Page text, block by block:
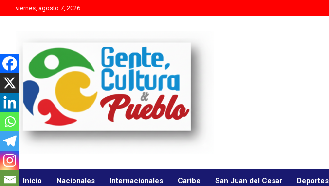
to
viernes, agosto 7, 2026
Gente Cultura y Pueblo
Es mejor molestar con la verdad que agradar con adulaciones
Inicio Nacionales Internacionales Caribe San Juan del Cesar Deportes